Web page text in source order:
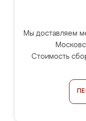
Мы доставляем
Стоимость